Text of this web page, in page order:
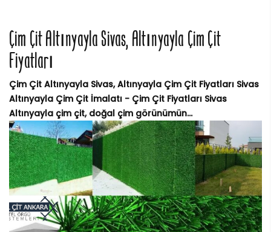
Çim Çit Altınyayla Sivas, Altınyayla Çim Çit
Fiyatları
Çim Çit Altınyayla Sivas, Altınyayla Çim Çit Fiyatları Sivas
Altınyayla Çim Çit İmalatı - Çim Çit Fiyatları Sivas
Altınyayla çim çit, doğal çim görünümün...